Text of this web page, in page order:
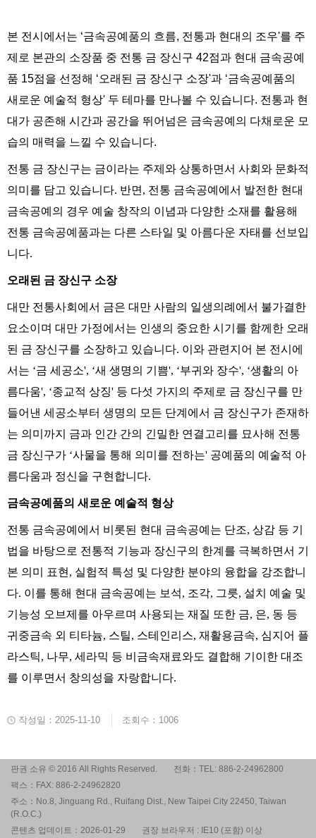
본 전시에서는 ‘금속공예품의 흐름, 전통과 현대의 조우'를 주
제로 본관의 소장품 중 전통 금 장신구 42점과 현대 금속공예
품 15점을 선정해 ‘오래된 금 장신구 소장'과 ‘금속공예품의
새로운 예술적 형상' 두 테마를 만나볼 수 있습니다. 전통과 현
대가 공존해 시간과 공간을 뛰어넘은 금속공예의 다채로운 모
습의 매력을 느낄 수 있습니다.
전통 금 장신구는 금이라는 주제와 상통하면서 사회와 문화적
의미를 담고 있습니다. 반면, 전통 금속공예에서 발전한 현대
금속공예의 경우 예술 창작의 이념과 다양한 소재를 활용해
전통 금속공예품과는 다른 스타일 및 아름다운 자태를 선보입
니다.
오래된 금 장신구 소장
대만 전통사회에서 금은 대만 사람의 일생의례에서 불가결한
요소이며 대만 가정에서는 인생의 중요한 시기를 함께한 오래
된 금 장신구를 소장하고 있습니다. 이와 관련지어 본 전시에
서는 ‘금 세공소', ‘새 생명의 기쁨', ‘부귀와 장수', ‘생활의 아
름다움', ‘종교적 상징' 등 다섯 가지의 주제로 금 장신구를 만
들어낸 세공소부터 생명의 모든 단계에서 금 장신구가 존재하
는 의미까지 금과 인간 간의 긴밀한 연결고리를 묘사해 전통
금 장신구가 ‘사물을 통해 의미를 전하는' 공예품의 예술적 아
름다움과 정신을 구현합니다.
금속공예품의 새로운 예술적 형상
전통 금속공예에서 비롯된 현대 금속공예는 단조, 상감 등 기
법을 바탕으로 전통적 기능과 장신구의 한계를 극복하면서 기
본 의미 표현, 실험적 특성 및 다양한 분야의 융합을 강조합니
다. 이를 통해 현대 금속공예는 보석, 조각, 그릇, 설치 예술 및
기능성 오브제를 아우르며 사용되는 재질 또한 금, 은, 동 등
귀중금속 외 티타늄, 스틸, 스테인리스, 재활용금속, 심지어 플
라스틱, 나무, 세라믹 등 비금속재료와도 결합해 기이한 대조
를 이루면서 창의성을 자랑합니다.
작성일：2025-11-10 조회수：1006
판권 소유 © 2016 All Rights Reserved.
전화：TEL: 886-2-24962800
팩스：FAX: 886-2-24962820
주소：No.8, Jinguang Rd., Ruifang Dist., New Taipei City 22450, Taiwan
(R.O.C.)
콘텐츠 업데이트：2026-01-29
권장 브라우저 : IE10 (포함) 이상